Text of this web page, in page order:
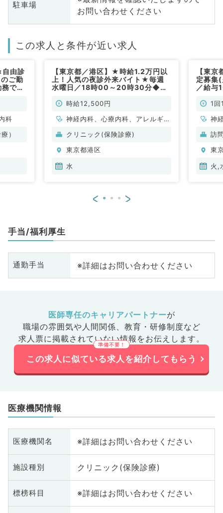
駐車場
お問い合わせください
この求人と条件が近い求人
自由診
ご勤
で時
科
）
【東京都／港区】★時給1.2万円以
上！人気の夜診外来バイト★毎週
水曜日／18時00～20時30分◆駅
をお願いします（内科系・皮膚科・
時給12,500円
神経内科、心療内科、アレルギー
科、皮膚科、一般内科、循環器内
分泌・代謝内科、腎臓内科、老年
内科、膠原病科
クリニック(保険診療)
東京都港区
水
【東
定募
／給与
1
神
形
小
循
訪
東
火,
< >
手当/福利厚生
通勤手当 ※詳細はお問い合わせください
医師専任のキャリアパートナーが
職場の雰囲気や人間関係、 教育・研修制度など
求人票に掲載されていない情報をお伝えします。
この求人に似ている求人を紹介してもらう
医療機関情報
医療機関名 ※詳細はお問い合わせください
施設種別 クリニック(保険診療)
標榜科目 ※詳細はお問い合わせください